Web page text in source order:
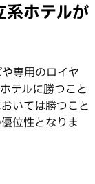
系ホテルが
専用のロイヤ
テルに勝つこと
いては勝つこと
位性となりま